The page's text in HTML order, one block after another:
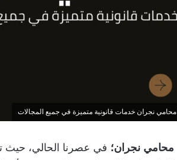
محامي نجران خدمات قانونية متميزة في جميع المجالات
محامي نجران؛ في عصرنا الحالي، حيث